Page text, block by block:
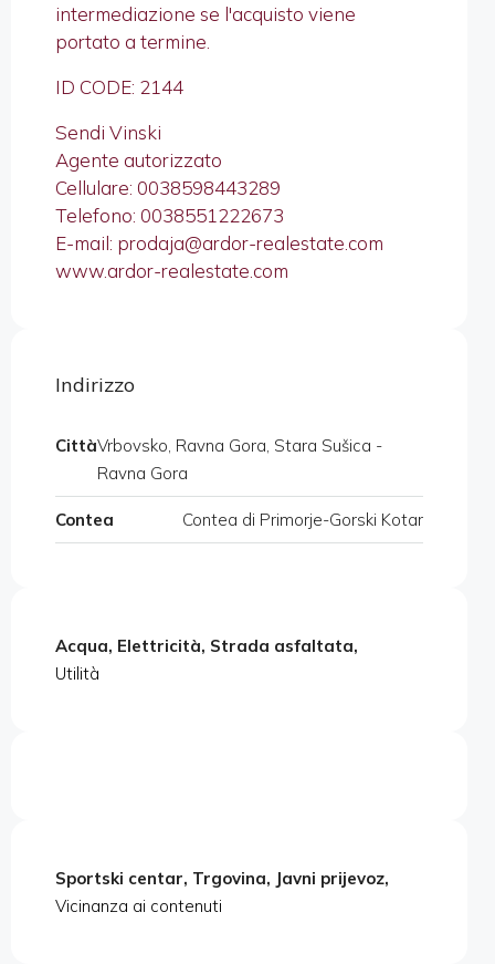
intermediazione se l'acquisto viene
portato a termine.
ID CODE: 2144
Sendi Vinski
Agente autorizzato
Cellulare: 0038598443289
Telefono: 0038551222673
E-mail: prodaja@ardor-realestate.com
www.ardor-realestate.com
Indirizzo
CittàVrbovsko, Ravna Gora, Stara Sušica -
Ravna Gora
Contea Contea di Primorje-Gorski Kotar
Acqua, Elettricità, Strada asfaltata,
Utilità
Sportski centar, Trgovina, Javni prijevoz,
Vicinanza ai contenuti